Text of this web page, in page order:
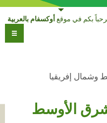
بكم في موقع أوكسفام بالعربية
وشمال إفريقيا
الأوسط